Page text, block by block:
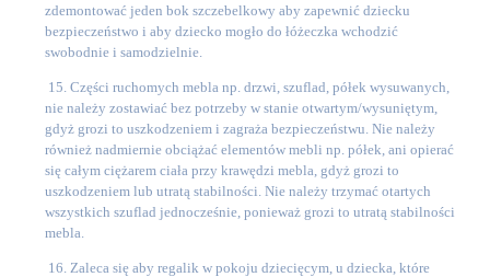
zdemontować jeden bok szczebelkowy aby zapewnić dziecku
bezpieczeństwo i aby dziecko mogło do łóżeczka wchodzić
swobodnie i samodzielnie.
15. Części ruchomych mebla np. drzwi, szuflad, półek wysuwanych,
nie należy zostawiać bez potrzeby w stanie otwartym/wysuniętym,
gdyż grozi to uszkodzeniem i zagraża bezpieczeństwu. Nie należy
również nadmiernie obciążać elementów mebli np. półek, ani opierać
się całym ciężarem ciała przy krawędzi mebla, gdyż grozi to
uszkodzeniem lub utratą stabilności. Nie należy trzymać otartych
wszystkich szuflad jednocześnie, ponieważ grozi to utratą stabilności
mebla.
16. Zaleca się aby regalik w pokoju dziecięcym, u dziecka, które